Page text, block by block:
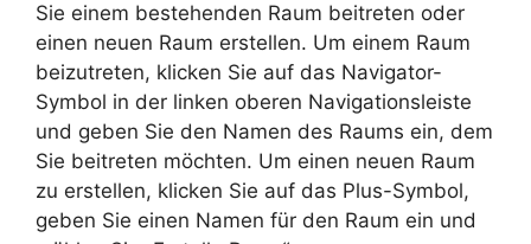
Sie einem bestehenden Raum beitreten oder
einen neuen Raum erstellen. Um einem Raum
beizutreten, klicken Sie auf das Navigator-
Symbol in der linken oberen Navigationsleiste
und geben Sie den Namen des Raums ein, dem
Sie beitreten möchten. Um einen neuen Raum
zu erstellen, klicken Sie auf das Plus-Symbol,
geben Sie einen Namen für den Raum ein und